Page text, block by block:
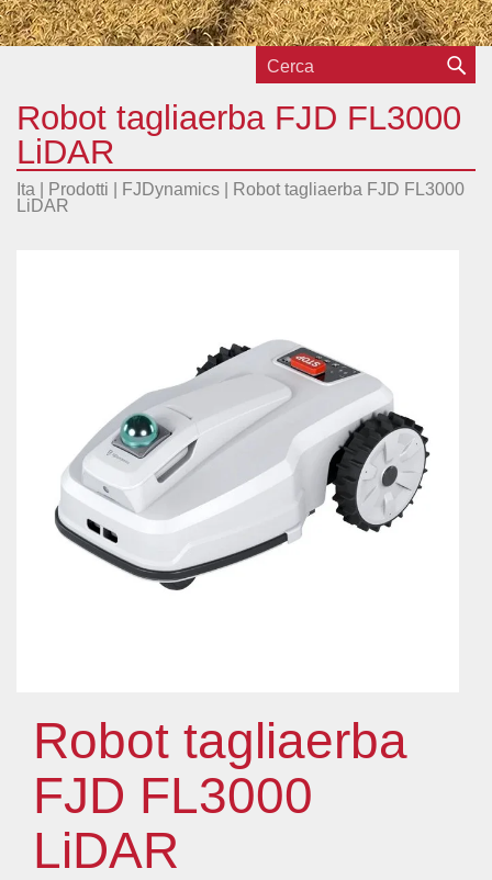
Robot tagliaerba FJD FL3000
LiDAR
Ita | Prodotti FJDynamics
Robot tagliaerba FJD FL3000
LiDAR
Robot tagliaerba
FJD FL3000
LiDAR